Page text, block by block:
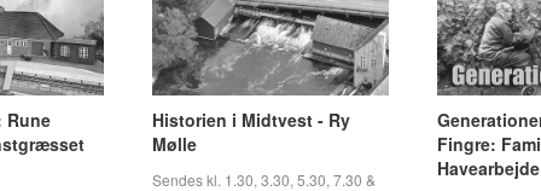
Rune
Historien i Midtvest - Ry
Mølle
Sendes kl. 1.30, 3.30, 5.30, 7.30 &
Fingre: